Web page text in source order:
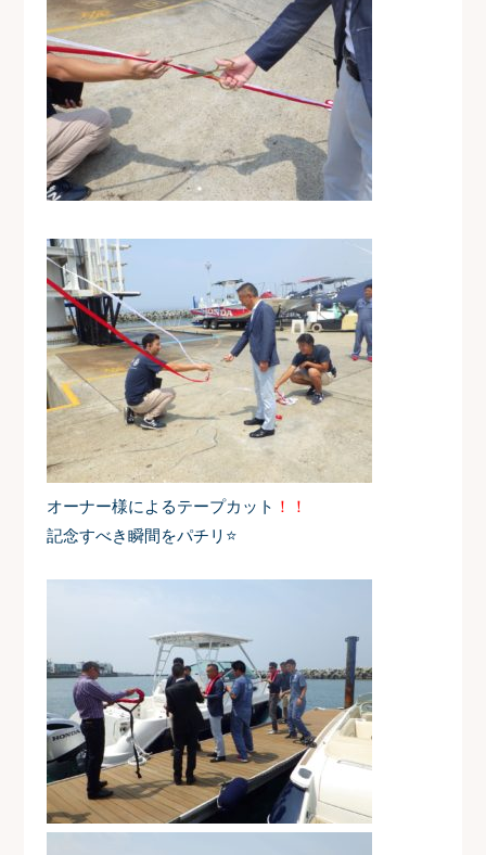
オーナー様によるテープカット ！！
記念すべき瞬間をパチリ⭐